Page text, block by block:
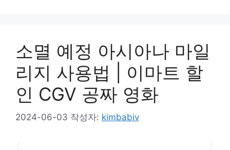
소멸 예정 아시아나 마일
리지 사용법 | 이마트 할
인 CGV 공짜 영화
2024-06-03 작성자: kimbabiv